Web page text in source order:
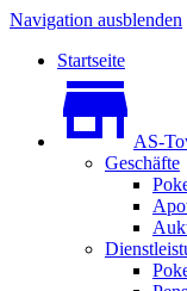
Navigation ausblenden
Startseite
AS-
Geschäfte